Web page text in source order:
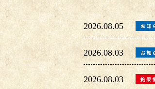
2026.08.05
2026.08.03
2026.08.03